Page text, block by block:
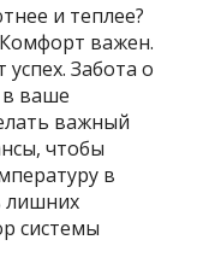
и теплее?
важен.
Забота о
в ваше
важный
чтобы
в
лишних
системы